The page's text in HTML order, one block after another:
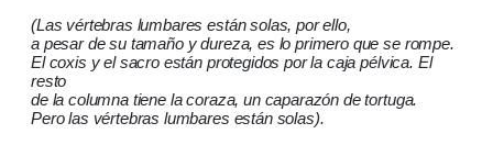
(Las vértebras lumbares están solas, por ello,
a pesar de su tamaño y dureza, es lo primero que se rompe.
El coxis y el sacro están protegidos por la caja pélvica. El
resto
de la columna tiene la coraza, un caparazón de tortuga.
Pero las vértebras lumbares están solas).